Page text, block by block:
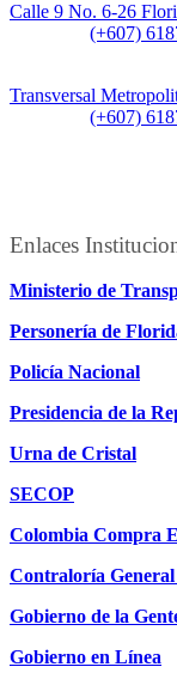
Calle 9 No. 6-26
(+607)
Transversal
(+607)
Enlaces
Ministerio de
Personería de
Policía Nacional
Presidencia de la
Urna de Cristal
SECOP
Colombia Compra
Contraloría
Gobierno de la
Gobierno en Línea